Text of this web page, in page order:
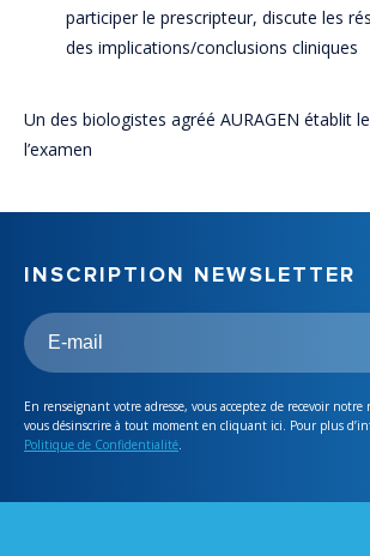
participer le prescripteur, discute les
des implications/conclusions cliniques
Un des biologistes agréé AURAGEN établit
l’examen
INSCRIPTION NEWSLETTER
En renseignant votre adresse, vous acceptez de recevoir
vous désinscrire à tout moment en cliquant ici. Pour plus
Politique de Confidentialité.